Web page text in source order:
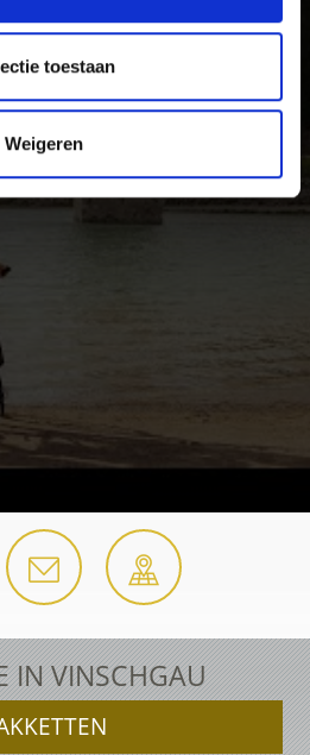
toestaan
Weigeren
IN VINSCHGAU